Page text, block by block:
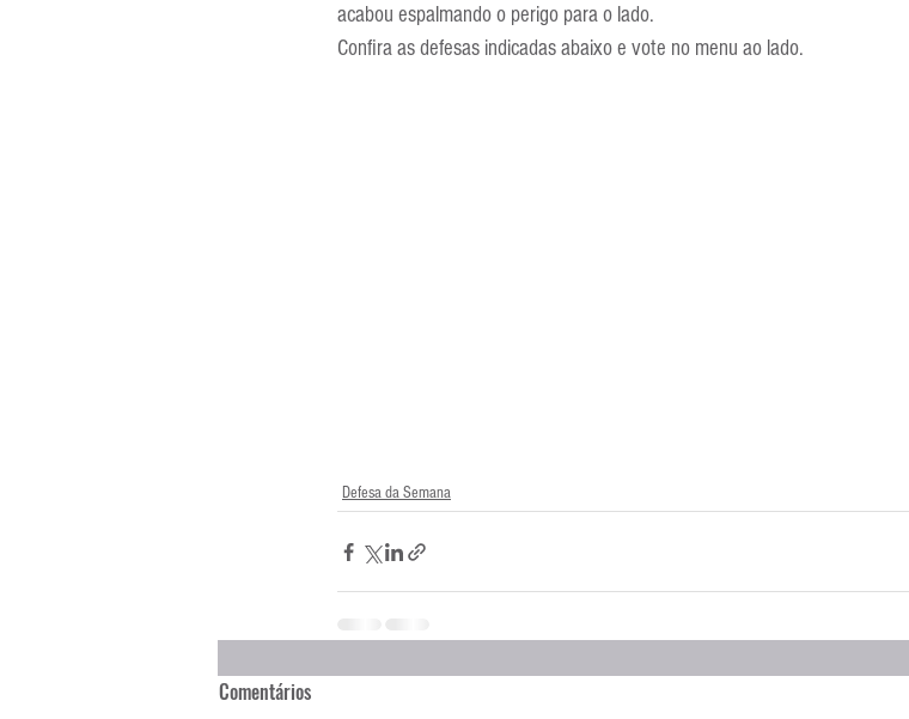
acabou espalmando o perigo para o lado.
Confira as defesas indicadas abaixo e vote no menu ao lado.
Defesa da Semana
Comentários